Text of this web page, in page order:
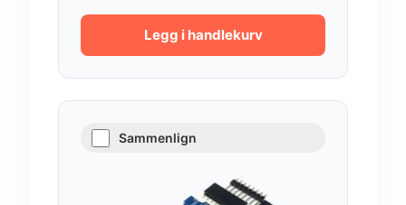
Legg i handlekurv
Sammenlign